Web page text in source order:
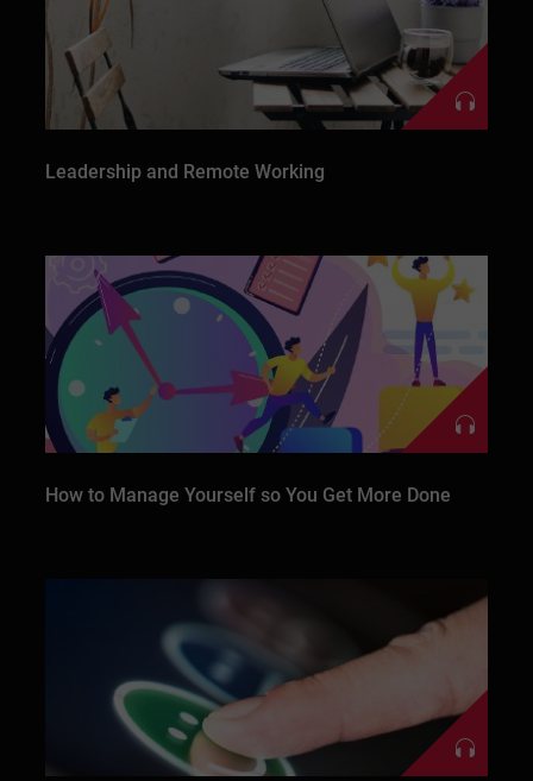
Leadership and Remote Working
How to Manage Yourself so You Get More Done